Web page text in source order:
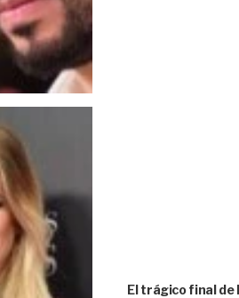
El trágico final de